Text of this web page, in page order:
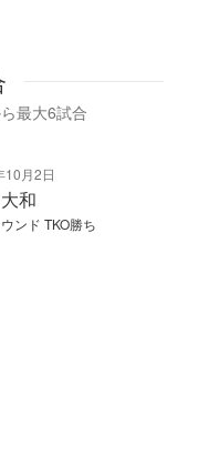
最大6試合
10月2日
和
ンド TKO勝ち